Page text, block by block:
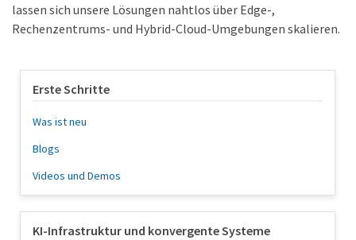
lassen sich unsere Lösungen nahtlos über Edge-,
Rechenzentrums- und Hybrid-Cloud-Umgebungen skalieren.
Erste Schritte
Was ist neu
Blogs
Videos und Demos
KI-Infrastruktur und konvergente Systeme